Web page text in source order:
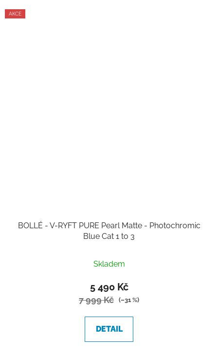
AKCE
BOLLÉ - V-RYFT PURE Pearl Matte - Photochromic
Blue Cat 1 to 3
Skladem
5 490 Kč
7 999 Kč (–31 %)
DETAIL